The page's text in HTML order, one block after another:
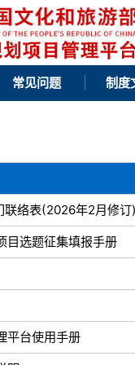
常见问题 制度
联络表(2026年2月修订)
目选题征集填报手册
平台使用手册